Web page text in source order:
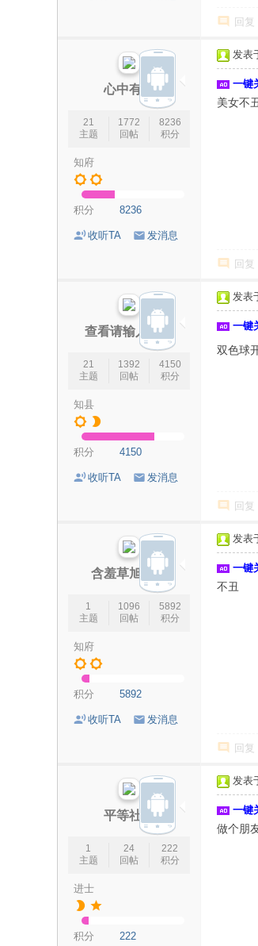
回复
心中有爱
21
主题
1772
回帖
8236
积分
知府
积分 8236
收听TA 发消息
发表
一键
美女不
回复
查看请输入密码
21
主题
1392
回帖
4150
积分
知县
积分 4150
收听TA 发消息
发表
一键
双色球
回复
含羞草旭豪杰
1
主题
1096
回帖
5892
积分
知府
积分 5892
收听TA 发消息
发表
一键
不丑
回复
平等社会
1
主题
24
回帖
222
积分
进士
积分 222
发表
一键
做个朋